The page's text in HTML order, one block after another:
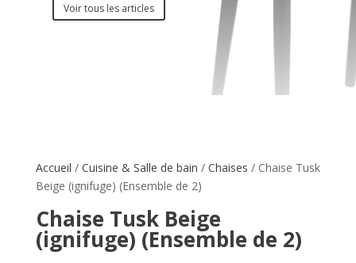
Voir tous les articles
Accueil / Cuisine & Salle de bain / Chaises / Chaise Tusk
Beige (ignifuge) (Ensemble de 2)
Chaise Tusk Beige
(ignifuge) (Ensemble de 2)